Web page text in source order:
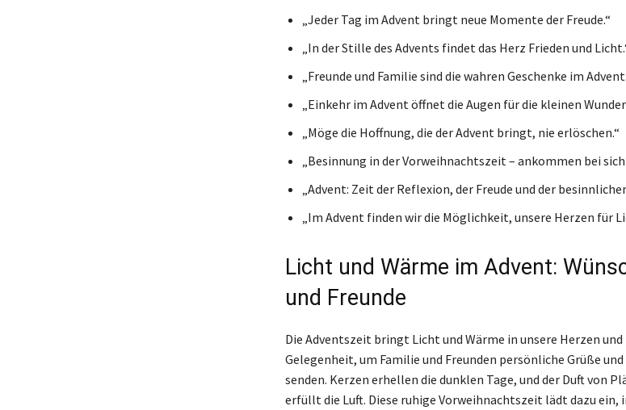
„Jeder Tag im Advent bringt neue Momente der Freude.“
„In der Stille des Advents findet das Herz Frieden und
„Freunde und Familie sind die wahren Geschenke im
„Einkehr im Advent öffnet die Augen für die kleinen Wunder
„Möge die Hoffnung, die der Advent bringt, nie erlöschen.“
„Besinnung in der Vorweihnachtszeit – ankommen bei
„Advent: Zeit der Reflexion, der Freude und der
„Im Advent finden wir die Möglichkeit, unsere Herzen für
Licht und Wärme im Advent:
und Freunde
Die Adventszeit bringt Licht und Wärme in unsere Herzen
Gelegenheit, um Familie und Freunden persönliche Grüße
senden. Kerzen erhellen die dunklen Tage, und der Duft von
erfüllt die Luft. Diese ruhige Vorweihnachtszeit lädt dazu